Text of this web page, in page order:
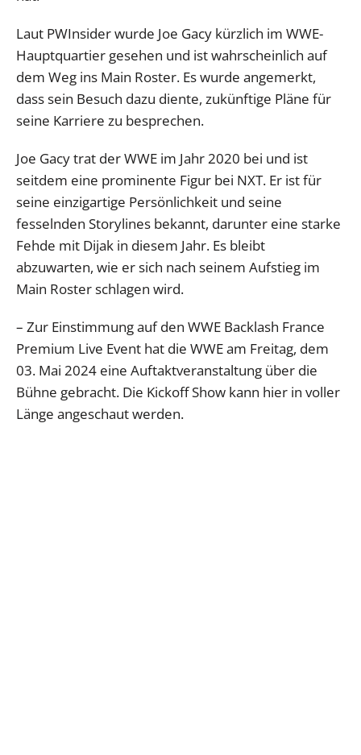
Laut PWInsider wurde Joe Gacy kürzlich im WWE-
Hauptquartier gesehen und ist wahrscheinlich auf
dem Weg ins Main Roster. Es wurde angemerkt,
dass sein Besuch dazu diente, zukünftige Pläne für
seine Karriere zu besprechen.
Joe Gacy trat der WWE im Jahr 2020 bei und ist
seitdem eine prominente Figur bei NXT. Er ist für
seine einzigartige Persönlichkeit und seine
fesselnden Storylines bekannt, darunter eine starke
Fehde mit Dijak in diesem Jahr. Es bleibt
abzuwarten, wie er sich nach seinem Aufstieg im
Main Roster schlagen wird.
– Zur Einstimmung auf den WWE Backlash France
Premium Live Event hat die WWE am Freitag, dem
03. Mai 2024 eine Auftaktveranstaltung über die
Bühne gebracht. Die Kickoff Show kann hier in voller
Länge angeschaut werden.